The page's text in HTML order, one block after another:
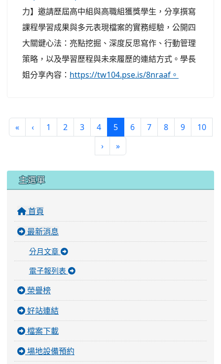
力】邀請歷屆高中組與高職組獲獎學生，分享撰寫
課程學習成果與多元表現檔案的實務經驗，公開四
大關鍵心法：亮點挖掘、深度反思寫作、行動管理
策略，以及學習歷程與未來履歷的連結方式。學長
姐分享內容： https://tw104.pse.is/8nraaf。
« ‹ 1 2 3 4 5(current)
6 7 8 9
10
›
»
::: 主選單
首頁
最新消息
分月文章
電子報列表
榮譽榜
好站連結
檔案下載
場地設備預約